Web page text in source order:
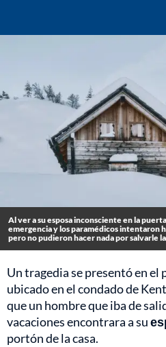
Al ver a su esposa inconsciente en la
emergencia y los paramédicos intentaron
pero no pudieron hacer nada por salvarle
Un tragedia se presentó en el
ubicado en el condado de
que un hombre que iba de
vacaciones encontrara a su
portón de la casa.